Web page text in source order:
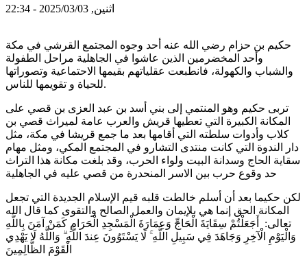
اثنين, 2025/03/03 - 22:34
حكيم بن حزام رضي الله عنه أحد وجوه المجتمع القرشي في مكة
وأحد المخضرمين الذين عاشوا في الجاهلية مراحل الطفولة
والشباب والكهولة، فانطبعت عقلياتهم بقيمها الاحتماعية وتصوراتها
للحياة و تقويمها للناس.
تربى حكيم وهو المنتمي إلى بني أسد بن عبد العزى بن قصي على
المكانة الكبيرة التي تعطيها قريش والعرب عامة لميراث قصي بن
كلاب وأدوات سلطته التي أقامها بعد ما جمع قريشا في مكة، مثل
دار الندوة التي كانت منتدى التشارو في المجتمع المكي، ومثل مهام
سقاية الحاج وسدانة البيت ولواء الحرب، وقد بلغت مكانة هذا التراث
حد وقوع حرب بين الاسر المنحدرة من قصي عليه في الجاهلية
لكن حكيما بعد أن أسلم خالطت قلبه قيم الإسلام الجديدة التي تجعل
المكانة الحق إنما هي بلإيمان والعمل الصالح والتقوى كما قال الله
تعالى: أَجَعَلْتُمْ سِقَايَةَ الْحَاجِّ وَعِمَارَةَ الْمَسْجِدِ الْحَرَامِ كَمَنْ آمَنَ بِاللَّهِ
وَالْيَوْمِ الْآخِرِ وَجَاهَدَ فِي سَبِيلِ اللَّهِ ۚ لَا يَسْتَوُونَ عِندَ اللَّهِ ۗ وَاللَّهُ لَا يَهْدِي
الْقَوْمَ الظَّالِمِينَ